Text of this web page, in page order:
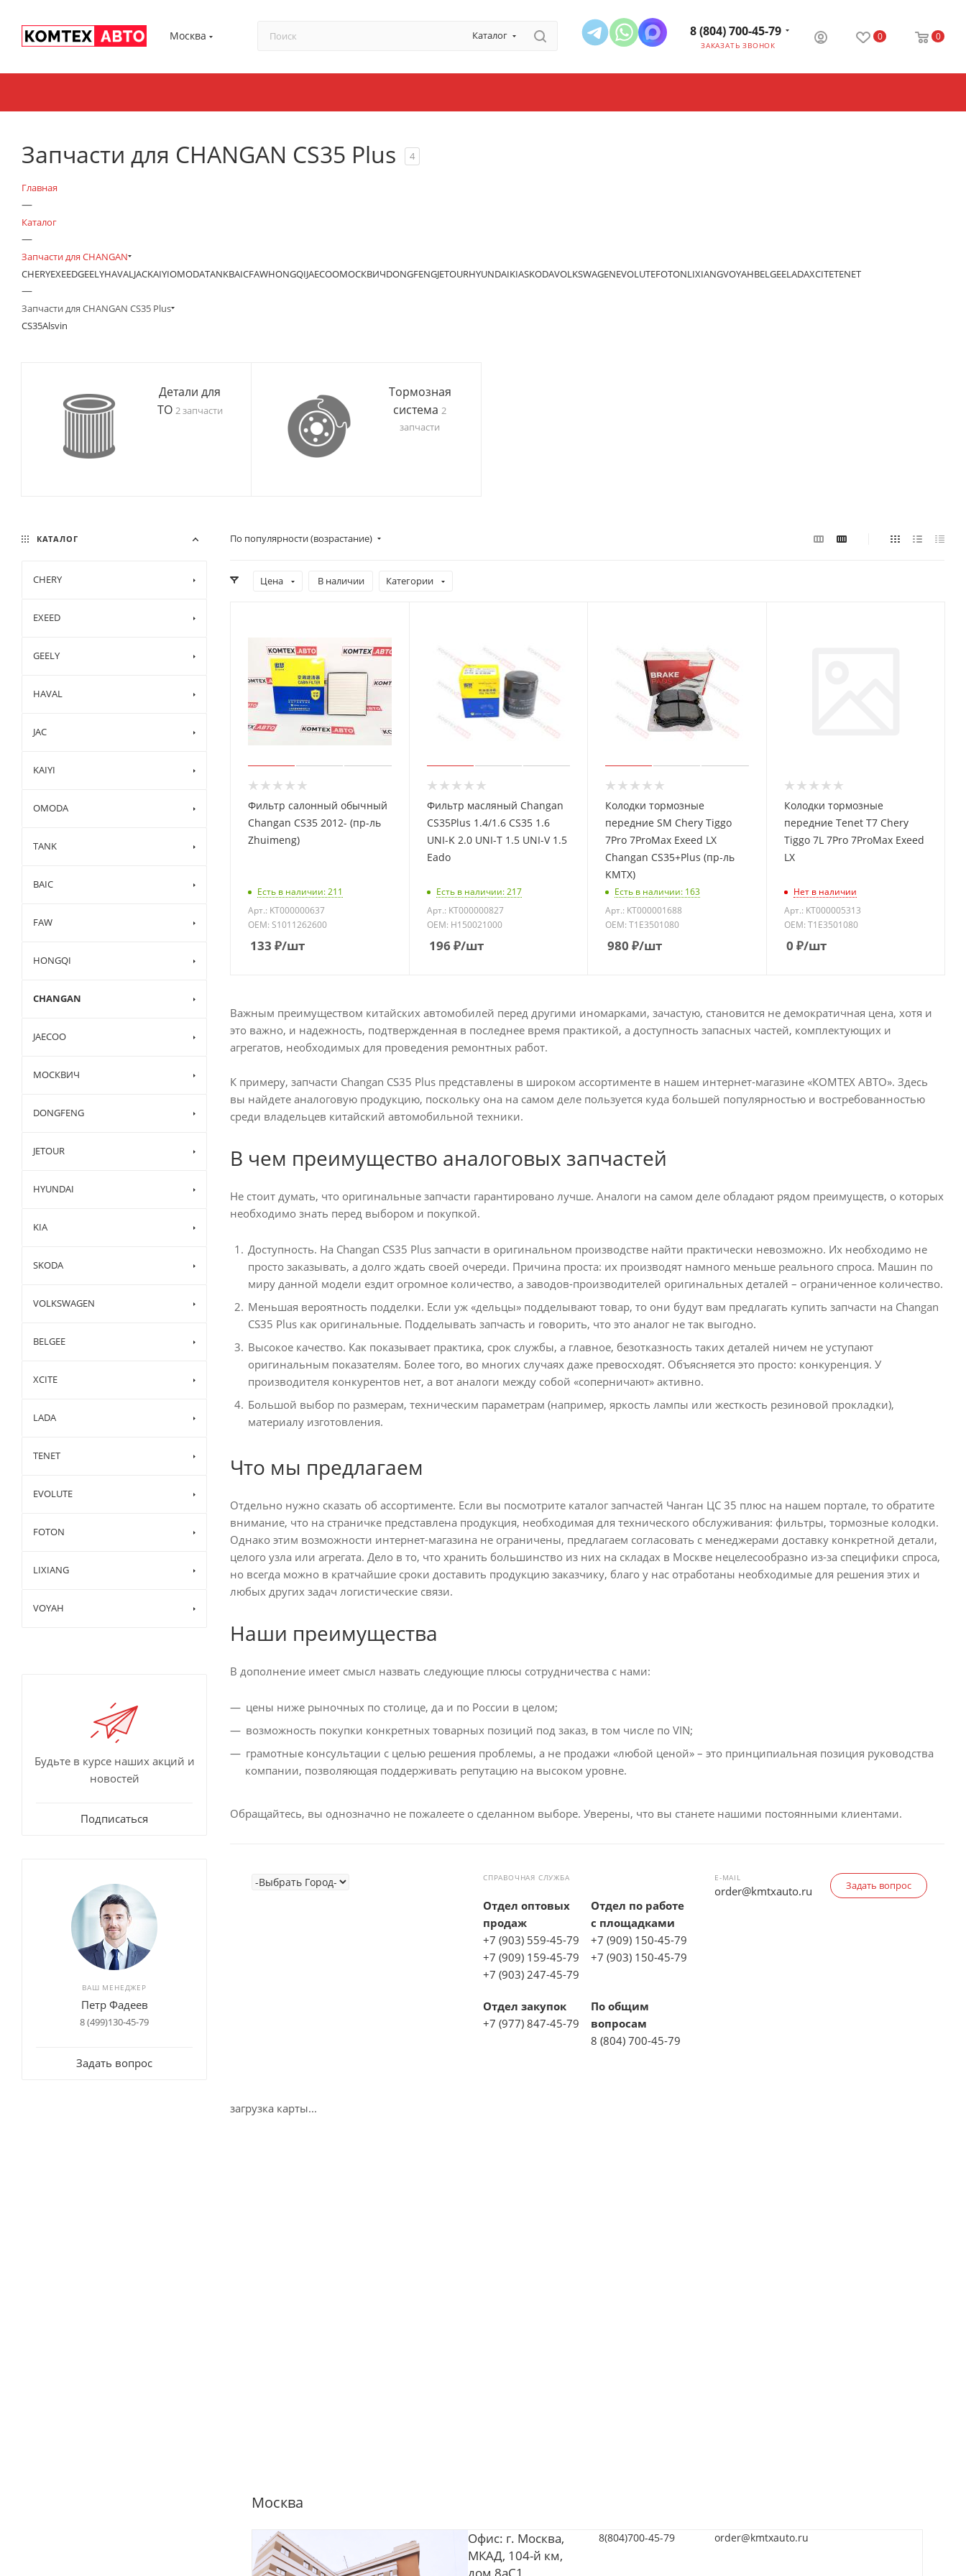
Москва Каталог 8 (804) 700-45-79
ЗАКАЗАТЬ ЗВОНОК
0 0
Запчасти для CHANGAN CS35 Plus 4
Главная
—
Каталог
—
Запчасти для CHANGAN
CHERYEXEEDGEELYHAVALJACKAIYIOMODATANKBAICFAWHONGQIJAECOOМОСКВИЧDONGFENGJETOURHYUNDAIKIASKODAVOLKSWAGENEVOLUTEFOTONLIXIANGVOYAHBELGEELADAXCITETENET
—
Запчасти для CHANGAN CS35 Plus
CS35Alsvin
Детали для
ТО 2 запчасти
Тормозная
система 2
запчасти
По популярности (возрастание)
Цена В наличии Категории
Фильтр салонный обычный
Changan CS35 2012- (пр-ль
Zhuimeng)
Есть в наличии: 211
Арт.: KT000000637
OEM: S1011262600
133 ₽/шт
Фильтр масляный Changan
CS35Plus 1.4/1.6 CS35 1.6
UNI-K 2.0 UNI-T 1.5 UNI-V 1.5
Eado
Есть в наличии: 217
Арт.: KT000000827
OEM: H150021000
196 ₽/шт
Колодки тормозные
передние SM Chery Tiggo
7Pro 7ProMax Exeed LX
Changan CS35+Plus (пр-ль
KMTX)
Есть в наличии: 163
Арт.: KT000001688
OEM: T1E3501080
980 ₽/шт
Колодки тормозные
передние Tenet T7 Chery
Tiggo 7L 7Pro 7ProMax Exeed
LX
Нет в наличии
Арт.: KT000005313
OEM: T1E3501080
0 ₽/шт
Важным преимуществом китайских автомобилей перед другими иномарками, зачастую, становится не демократичная цена, хотя и
это важно, и надежность, подтвержденная в последнее время практикой, а доступность запасных частей, комплектующих и
агрегатов, необходимых для проведения ремонтных работ.
К примеру, запчасти Changan CS35 Plus представлены в широком ассортименте в нашем интернет-магазине «КОМТЕХ АВТО». Здесь
вы найдете аналоговую продукцию, поскольку она на самом деле пользуется куда большей популярностью и востребованностью
среди владельцев китайский автомобильной техники.
В чем преимущество аналоговых запчастей
Не стоит думать, что оригинальные запчасти гарантировано лучше. Аналоги на самом деле обладают рядом преимуществ, о которых
необходимо знать перед выбором и покупкой.
Доступность. На Changan CS35 Plus запчасти в оригинальном производстве найти практически невозможно. Их необходимо не
просто заказывать, а долго ждать своей очереди. Причина проста: их производят намного меньше реального спроса. Машин по
миру данной модели ездит огромное количество, а заводов-производителей оригинальных деталей – ограниченное количество.
Меньшая вероятность подделки. Если уж «дельцы» подделывают товар, то они будут вам предлагать купить запчасти на Changan
CS35 Plus как оригинальные. Подделывать запчасть и говорить, что это аналог не так выгодно.
Высокое качество. Как показывает практика, срок службы, а главное, безотказность таких деталей ничем не уступают
оригинальным показателям. Более того, во многих случаях даже превосходят. Объясняется это просто: конкуренция. У
производителя конкурентов нет, а вот аналоги между собой «соперничают» активно.
Большой выбор по размерам, техническим параметрам (например, яркость лампы или жесткость резиновой прокладки),
материалу изготовления.
Что мы предлагаем
Отдельно нужно сказать об ассортименте. Если вы посмотрите каталог запчастей Чанган ЦС 35 плюс на нашем портале, то обратите
внимание, что на страничке представлена продукция, необходимая для технического обслуживания: фильтры, тормозные колодки.
Однако этим возможности интернет-магазина не ограничены, предлагаем согласовать с менеджерами доставку конкретной детали,
целого узла или агрегата. Дело в то, что хранить большинство из них на складах в Москве нецелесообразно из-за специфики спроса,
но всегда можно в кратчайшие сроки доставить продукцию заказчику, благо у нас отработаны необходимые для решения этих и
любых других задач логистические связи.
Наши преимущества
В дополнение имеет смысл назвать следующие плюсы сотрудничества с нами:
цены ниже рыночных по столице, да и по России в целом;
возможность покупки конкретных товарных позиций под заказ, в том числе по VIN;
грамотные консультации с целью решения проблемы, а не продажи «любой ценой» – это принципиальная позиция руководства
компании, позволяющая поддерживать репутацию на высоком уровне.
Обращайтесь, вы однозначно не пожалеете о сделанном выборе. Уверены, что вы станете нашими постоянными клиентами.
СПРАВОЧНАЯ СЛУЖБА
Отдел оптовых
продаж
+7 (903) 559-45-79
+7 (909) 159-45-79
+7 (903) 247-45-79
Отдел по работе
с площадками
+7 (909) 150-45-79
+7 (903) 150-45-79
Отдел закупок
+7 (977) 847-45-79
По общим
вопросам
8 (804) 700-45-79
E-MAIL
order@kmtxauto.ru Задать вопрос
загрузка карты...
Москва
Офис: г. Москва,
МКАД, 104-й км,
8(804)700-45-79 order@kmtxauto.ru
КАТАЛОГ
CHERY
EXEED
GEELY
HAVAL
JAC
KAIYI
OMODA
TANK
BAIC
FAW
HONGQI
CHANGAN
JAECOO
МОСКВИЧ
DONGFENG
JETOUR
HYUNDAI
KIA
SKODA
VOLKSWAGEN
BELGEE
XCITE
LADA
TENET
EVOLUTE
FOTON
LIXIANG
VOYAH
Будьте в курсе наших акций и
новостей
Подписаться
ВАШ МЕНЕДЖЕР
Петр Фадеев
8 (499)130-45-79
Задать вопрос